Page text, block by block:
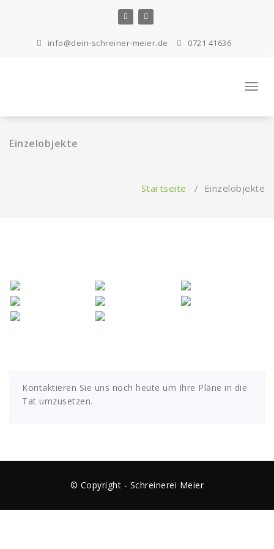
info@dein-schreiner-meier.de 0721 41636
Einzelobjekte
Startseite / Einzelobjekte
Kontaktieren Sie uns noch heute um Ihre Pläne in die
Tat umzusetzen.
© Copyright - Schreinerei Meier